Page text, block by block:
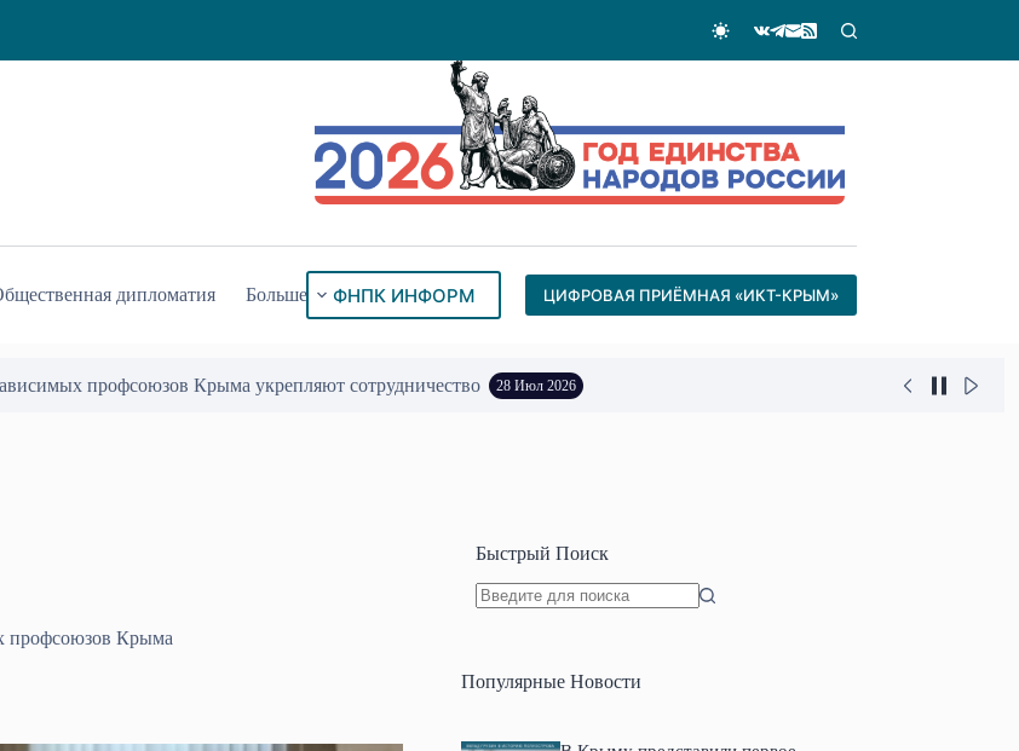
дипломатия Больше ФНПК ИНФОРМ ЦИФРОВАЯ ПРИЁМНАЯ «ИКТ-КРЫМ»
«За гражданское служение» 17 Июл 2026
профсоюзов Крыма
Быстрый Поиск
Популярные Новости